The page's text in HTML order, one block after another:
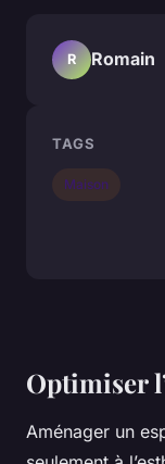
Optimiser
Aménager un
R Romain
TAGS
Maison